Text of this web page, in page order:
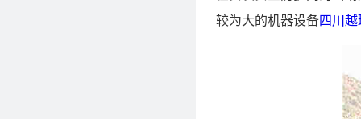
较为大的机器设备四川